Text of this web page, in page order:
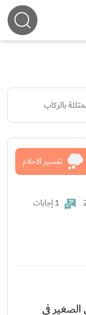
بالركاب
تفسير الاحلام
1 إجابات
الصغير في